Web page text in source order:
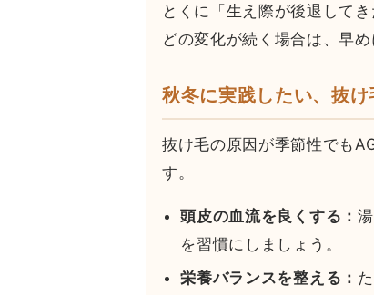
とくに「生え際が後退して
どの変化が続く場合は、早
秋冬に実践したい、抜
抜け毛の原因が季節性でも
す。
頭皮の血流を良くする：
を習慣にしましょう。
栄養バランスを整える：